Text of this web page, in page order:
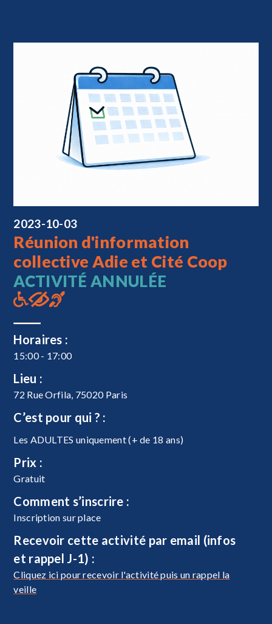
2023-10-03
Réunion d'information
collective Adie et Cité Coop
ACTIVITÉ ANNULÉE
Horaires :
15:00 - 17:00
Lieu :
72 Rue Orfila, 75020 Paris
C’est pour qui ? :
Les ADULTES uniquement (+ de 18 ans)
Prix :
Gratuit
Comment s’inscrire :
Inscription sur place
Recevoir cette activité par email (infos
et rappel J-1) :
Cliquez ici pour recevoir l'activité puis un rappel la
veille